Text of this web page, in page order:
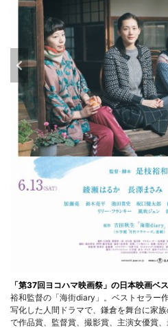
「第37回ヨコハマ映画祭」の日本映画ベ
裕和監督の「海街diary」。ベストセラー
写化した人間ドラマで、鎌倉を舞台に家
で作品賞、監督賞、撮影賞、主演女優賞